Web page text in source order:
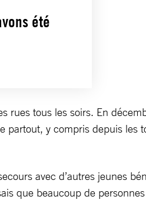
été
rues tous les soirs. En
partout, y compris depuis
avec d’autres jeunes
que beaucoup de